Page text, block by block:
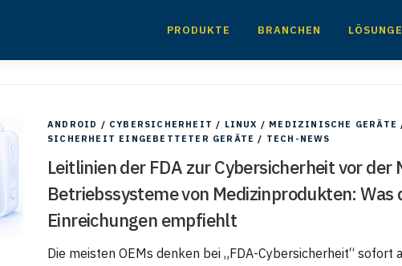
PRODUKTE BRANCHEN
ANDROID / CYBERSICHERHEIT / LINUX / MEDIZINISCHE GERÄTE
SICHERHEIT EINGEBETTETER GERÄTE / TECH-NEWS
Leitlinien der FDA zur Cybersicherheit vor
Betriebssysteme von Medizinprodukten: Was
Einreichungen empfiehlt
Die meisten OEMs denken bei „FDA-Cybersicherheit“ sofort